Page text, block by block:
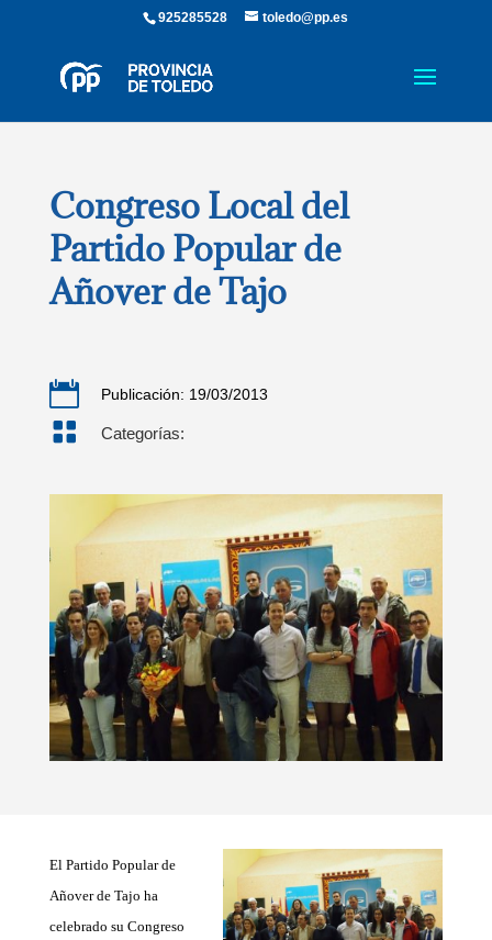
925285528 toledo@pp.es
Congreso Local del
Partido Popular de
Añover de Tajo
 Publicación: 19/03/2013
 Categorías:
El Partido Popular de
Añover de Tajo ha
celebrado su Congreso